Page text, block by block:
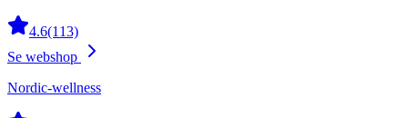
4.6(113)
Se webshop
Nordic-wellness